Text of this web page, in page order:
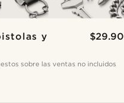
y
$29.90
sobre las ventas no incluidos